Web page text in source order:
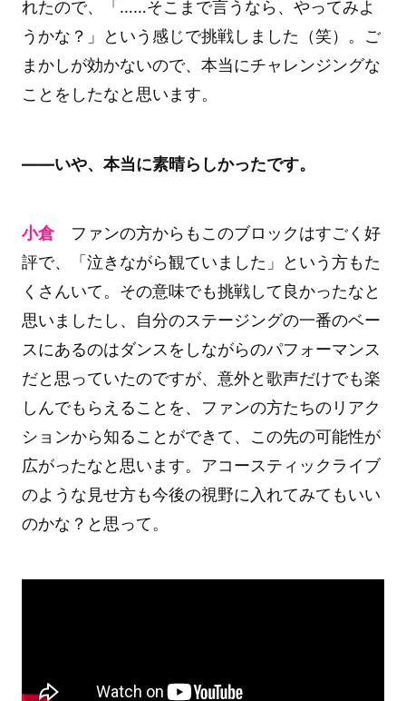
れたので、「……そこまで言うなら、やってみよ
うかな？」という感じで挑戦しました（笑）。ご
まかしが効かないので、本当にチャレンジングな
ことをしたなと思います。
――いや、本当に素晴らしかったです。
小倉ファンの方からもこのブロックはすごく好
評で、「泣きながら観ていました」という方もた
くさんいて。その意味でも挑戦して良かったなと
思いましたし、自分のステージングの一番のベー
スにあるのはダンスをしながらのパフォーマンス
だと思っていたのですが、意外と歌声だけでも楽
しんでもらえることを、ファンの方たちのリアク
ションから知ることができて、この先の可能性が
広がったなと思います。アコースティックライブ
のような見せ方も今後の視野に入れてみてもいい
のかな？と思って。